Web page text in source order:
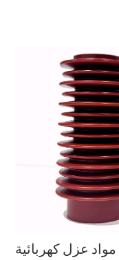
مواد عزل كهربائية